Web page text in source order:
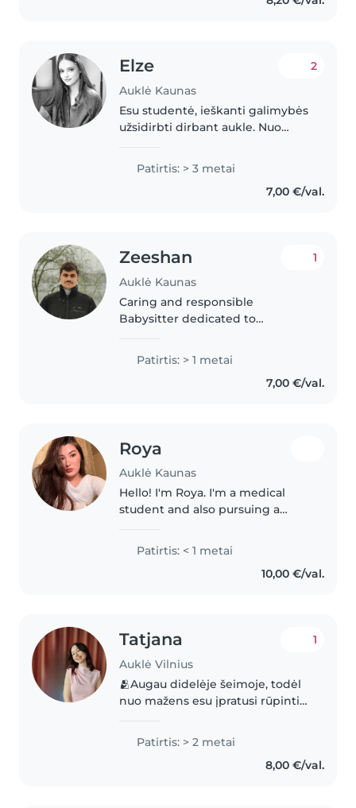
Elze
Auklė Kaunas
2
Esu studentė, ieškanti galimybės
užsidirbti dirbant aukle. Nuo
puikiai su jais sutariu. Esu
vyriausia sesė daugiavaikėje
Patirtis: > 3 metai
7,00 €/val.
Zeeshan
Auklė Kaunas
1
Caring and responsible
Babysitter dedicated to
children. Skilled in supervising
activities, preparing meals,
Patirtis: > 1 metai
7,00 €/val.
Roya
Auklė Kaunas
Hello! I'm Roya. I'm a medical
student and also pursuing a
originally from Edinburgh,
experience babysitting children
Patirtis: < 1 metai
10,00 €/val.
Tatjana
Auklė Vilnius
1
🫂Augau didelėje šeimoje, todėl
nuo mažens esu įpratusi rūpintis
Turiu patirties su įvairaus amžiaus
vaikais – nuo mažylių iki
Patirtis: > 2 metai
8,00 €/val.